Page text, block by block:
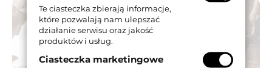
Te ciasteczka zbierają informacje,
które pozwalają nam ulepszać
działanie serwisu oraz jakość
produktów i usług.
Ciasteczka marketingowe